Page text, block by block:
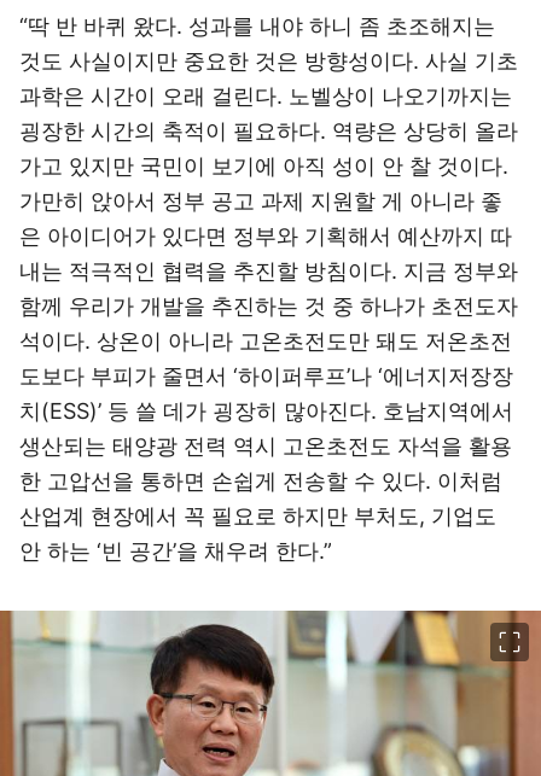
“딱 반 바퀴 왔다. 성과를 내야 하니 좀 초조해지는
것도 사실이지만 중요한 것은 방향성이다. 사실 기초
과학은 시간이 오래 걸린다. 노벨상이 나오기까지는
굉장한 시간의 축적이 필요하다. 역량은 상당히 올라
가고 있지만 국민이 보기에 아직 성이 안 찰 것이다.
가만히 앉아서 정부 공고 과제 지원할 게 아니라 좋
은 아이디어가 있다면 정부와 기획해서 예산까지 따
내는 적극적인 협력을 추진할 방침이다. 지금 정부와
함께 우리가 개발을 추진하는 것 중 하나가 초전도자
석이다. 상온이 아니라 고온초전도만 돼도 저온초전
도보다 부피가 줄면서 ‘하이퍼루프’나 ‘에너지저장장
치(ESS)’ 등 쓸 데가 굉장히 많아진다. 호남지역에서
생산되는 태양광 전력 역시 고온초전도 자석을 활용
한 고압선을 통하면 손쉽게 전송할 수 있다. 이처럼
산업계 현장에서 꼭 필요로 하지만 부처도, 기업도
안 하는 ‘빈 공간’을 채우려 한다.”